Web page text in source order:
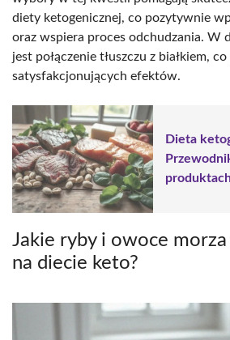
diety ketogenicznej, co pozytywnie
oraz wspiera proces odchudzania. W
jest połączenie tłuszczu z białkiem,
satysfakcjonujących efektów.
Dieta
Jakie ryby i owoce
na diecie keto?